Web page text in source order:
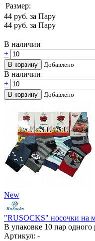
Размер:
44 руб. за Пару
44 руб. за Пару
В наличии
+
В корзину Добавлено
В наличии
+
В корзину Добавлено
New
"RUSOCKS" носочки на
В упаковке 10 пар одного
Артикул: -